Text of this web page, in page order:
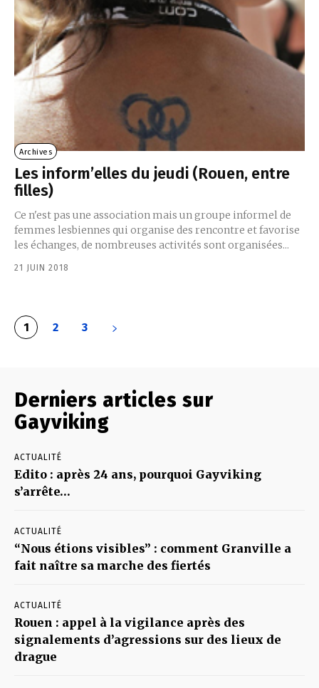
Archives
Les inform’elles du jeudi (Rouen, entre
filles)
Ce n'est pas une association mais un groupe informel de
femmes lesbiennes qui organise des rencontre et favorise
les échanges, de nombreuses activités sont organisées...
21 JUIN 2018
1 2 3
Derniers articles sur
Gayviking
ACTUALITÉ
Edito : après 24 ans, pourquoi Gayviking
s’arrête…
ACTUALITÉ
“Nous étions visibles” : comment Granville a
fait naître sa marche des fiertés
ACTUALITÉ
Rouen : appel à la vigilance après des
signalements d’agressions sur des lieux de
drague